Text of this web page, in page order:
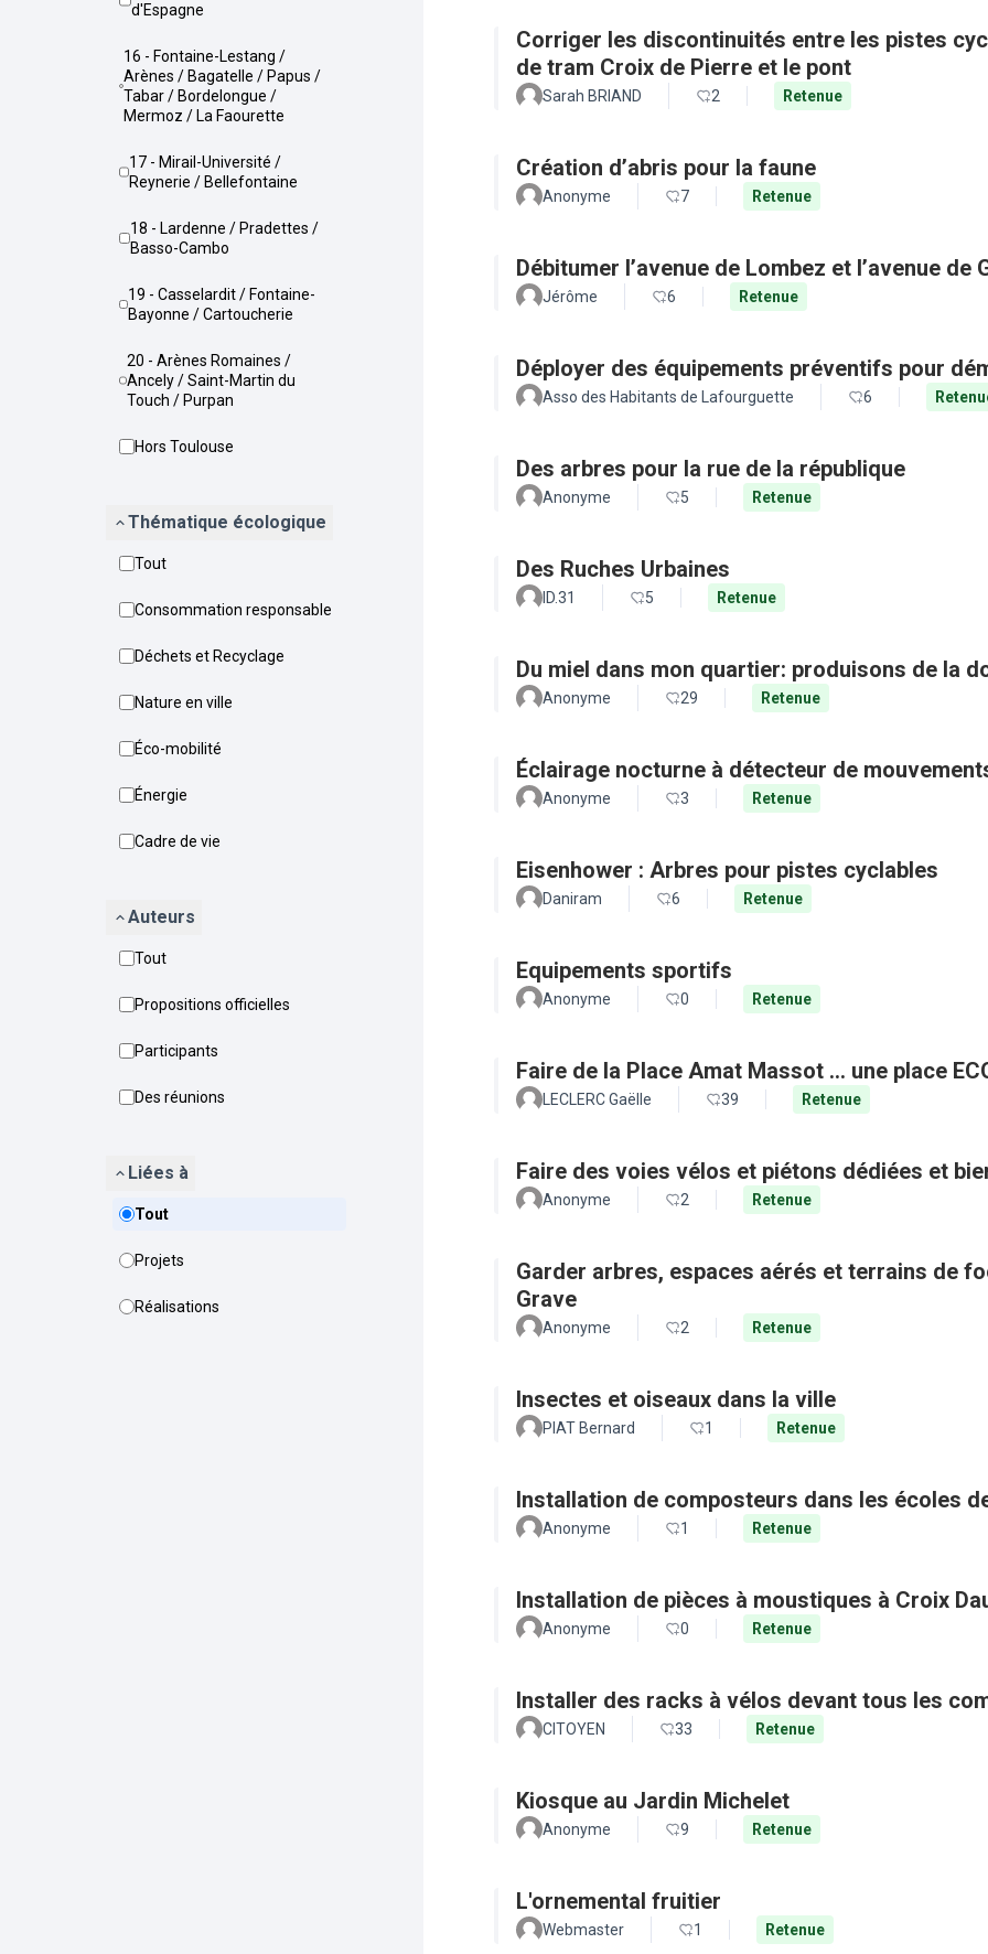
d'Espagne
16 - Fontaine-Lestang /
Arènes / Bagatelle / Papus /
Tabar / Bordelongue /
Mermoz / La Faourette
17 - Mirail-Université /
Reynerie / Bellefontaine
18 - Lardenne / Pradettes /
Basso-Cambo
19 - Casselardit / Fontaine-
Bayonne / Cartoucherie
20 - Arènes Romaines /
Ancely / Saint-Martin du
Touch / Purpan
Hors Toulouse
Thématique écologique
Tout
Consommation responsable
Déchets et Recyclage
Nature en ville
Éco-mobilité
Énergie
Cadre de vie
Auteurs
Tout
Propositions officielles
Participants
Des réunions
Liées à
Tout
Projets
Réalisations
Corriger les discontinuités entre les pistes
de tram Croix de Pierre et le pont
Sarah BRIAND 2 Retenue
Création d’abris pour la faune
Anonyme 7 Retenue
Débitumer l’avenue de Lombez et l’avenue de
Jérôme 6 Retenue
Déployer des équipements préventifs pour
Asso des Habitants de Lafourguette 6
Des arbres pour la rue de la république
Anonyme 5 Retenue
Des Ruches Urbaines
ID.31 5 Retenue
Du miel dans mon quartier: produisons de la
Anonyme 29 Retenue
Éclairage nocturne à détecteur de
Anonyme 3 Retenue
Eisenhower : Arbres pour pistes cyclables
Daniram 6 Retenue
Equipements sportifs
Anonyme 0 Retenue
Faire de la Place Amat Massot ... une place
LECLERC Gaëlle 39 Retenue
Faire des voies vélos et piétons dédiées et
Anonyme 2 Retenue
Garder arbres, espaces aérés et terrains de
Grave
Anonyme 2 Retenue
Insectes et oiseaux dans la ville
PIAT Bernard 1 Retenue
Installation de composteurs dans les écoles
Anonyme 1 Retenue
Installation de pièces à moustiques à Croix
Anonyme 0 Retenue
Installer des racks à vélos devant tous les
CITOYEN 33 Retenue
Kiosque au Jardin Michelet
Anonyme 9 Retenue
L'ornemental fruitier
Webmaster 1 Retenue